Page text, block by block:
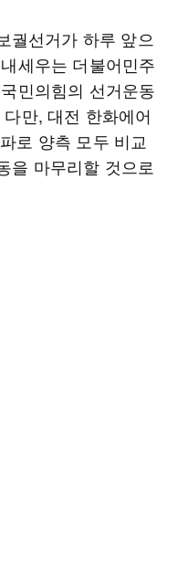
궐선거가 하루 앞으
세우는 더불어민주
민의힘의 선거운동
만, 대전 한화에어
로 양측 모두 비교
을 마무리할 것으로